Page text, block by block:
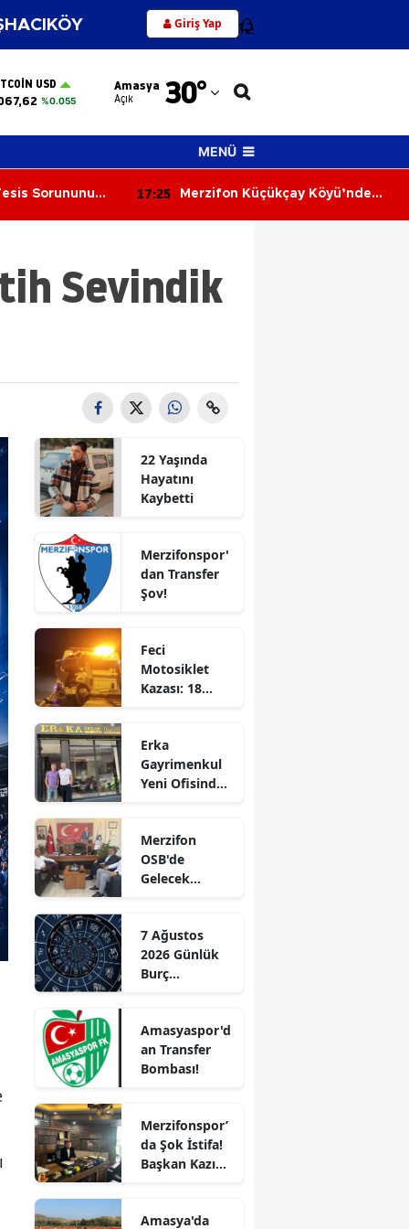
Giriş Yap 12
USD
%0.055
Amasya
Açık 30°
Adana
Adıyaman
Ağrı
Amasya
Antalya
Balıkesir
Bilecik
Bingöl
Bitlis
Burdur
Çanakkale
Çankırı
Denizli
Edirne
Elazığ
Erzurum
Gaziantep
Giresun
Hakkari
Isparta
MENÜ
Sorununu
17:25
Merzifon Küçükçay Köyü’nde
Sevindik
22 Yaşında
Hayatını
Kaybetti
Merzifonspor'
dan Transfer
Şov!
Feci
Motosiklet
Kazası: 18
Kaybetti
Erka
Gayrimenkul
Yeni Ofisinde
“Gayrimenkul
Almak İçin
Doğru Zaman”
Merzifon
OSB'de
Gelecek
7 Ağustos
2026 Günlük
Burç
Sürprizler,
Parada Yeni
Fırsatlar
Amasyaspor'd
an Transfer
Bombası!
Merzifonspor’
da Şok İstifa!
Başkan Kazım
Amasya'da